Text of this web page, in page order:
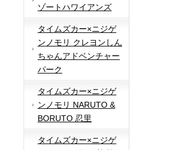
ゾートハワイアンズ
タイムズカー×ニジゲ
ンノモリ クレヨンしん
ちゃんアドベンチャー
パーク
タイムズカー×ニジゲ
ンノモリ NARUTO &
BORUTO 忍里
タイムズカー×ニジゲ